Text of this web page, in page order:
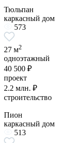
Тюльпан
каркасный дом
573
27 м2
одноэтажный
40 500 ₽
проект
2.2 млн. ₽
строительство
Пион
каркасный дом
513